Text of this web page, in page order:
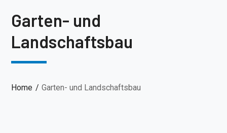
Garten- und
Landschaftsbau
Home Garten- und Landschaftsbau